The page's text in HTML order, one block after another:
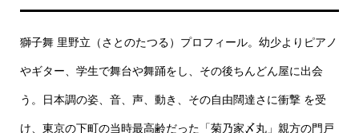
獅子舞 里野立（さとのたつる）プロフィール。幼少よりピアノ
やギター、学生で舞台や舞踊をし、その後ちんどん屋に出会
う。日本調の姿、音、声、動き、その自由闊達さに衝撃 を受
け、東京の下町の当時最高齢だった「菊乃家〆丸」親方の門戸